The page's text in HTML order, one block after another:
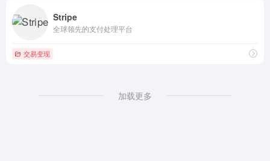
Stripe
全球领先的支付处理平台
交易变现
加载更多